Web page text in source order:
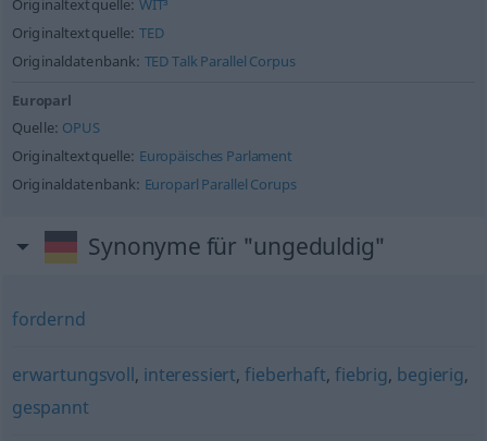
Originaltextquelle: WIT³
Originaltextquelle: TED
Originaldatenbank: TED Talk Parallel Corpus
Europarl
Quelle: OPUS
Originaltextquelle: Europäisches Parlament
Originaldatenbank: Europarl Parallel Corups
Synonyme für "ungeduldig"
fordernd
erwartungsvoll, interessiert,fieberhaft,fiebrig, begierig,
gespannt